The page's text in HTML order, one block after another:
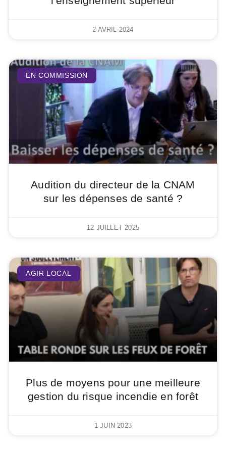
2 AVRIL 2024
EN COMMISSION
Audition du directeur de la CNAM
sur les dépenses de santé ?
12 JUILLET 2025
AGIR LOCAL
Plus de moyens pour une meilleure
gestion du risque incendie en forêt
1 JUIN 2023